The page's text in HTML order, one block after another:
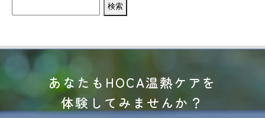
検
索:
あなたもHOCA温熱ケアを
体験してみませんか？